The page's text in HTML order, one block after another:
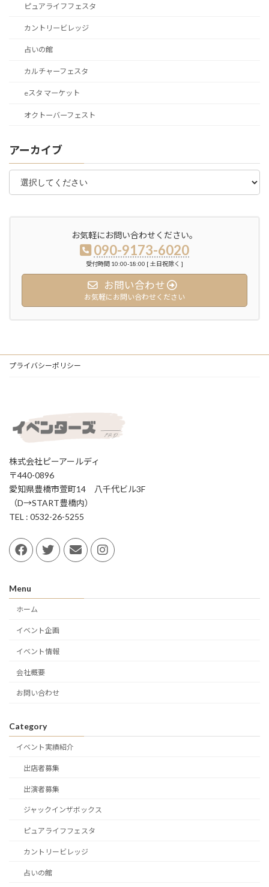
ピュアライフフェスタ
カントリービレッジ
占いの館
カルチャーフェスタ
eスタ マーケット
オクトーバーフェスト
アーカイブ
お気軽にお問い合わせください。
090-9173-6020
受付時間 10:00-18:00 [ 土日祝除く ]
お問い合わせ
お気軽にお問い合わせください
プライバシーポリシー
株式会社ピーアールディ
〒440-0896
愛知県豊橋市萱町14 八千代ビル3F
（D→START豊橋内）
TEL : 0532-26-5255
Menu
ホーム
イベント企画
イベント情報
会社概要
お問い合わせ
Category
イベント実績紹介
出店者募集
出演者募集
ジャックインザボックス
ピュアライフフェスタ
カントリービレッジ
占いの館